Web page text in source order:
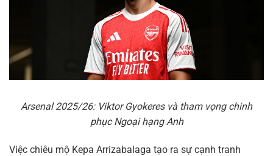
Arsenal 2025/26: Viktor Gyokeres và tham vọng chinh
phục Ngoại hạng Anh
Việc chiêu mộ Kepa Arrizabalaga tạo ra sự cạnh tranh